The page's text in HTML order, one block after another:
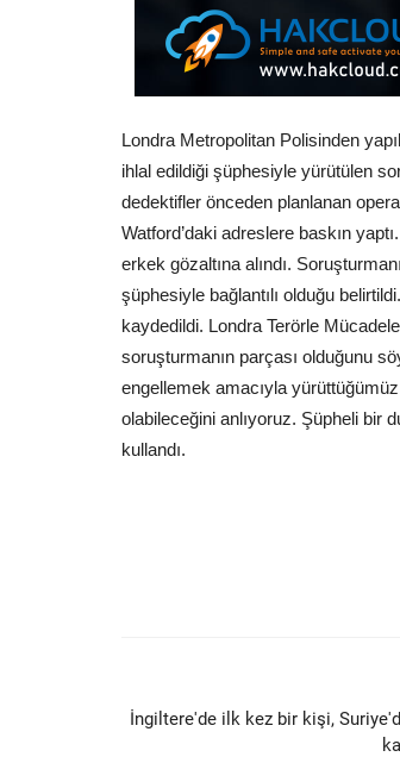
Londra Metropolitan Polisinden
ihlal edildiği şüphesiyle yürütülen
dedektifler önceden planlanan
Watford’daki adreslere baskın
erkek gözaltına alındı.
şüphesiyle bağlantılı olduğu
kaydedildi. Londra Terörle
soruşturmanın parçası olduğunu
engellemek amacıyla
olabileceğini anlıyoruz. Şüpheli bir
kullandı.
İngiltere'de ilk kez bir kişi,